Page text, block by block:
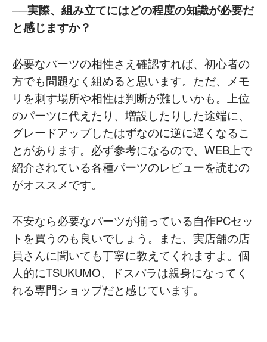
──実際、組み立てにはどの程度の知識が必要だ
と感じますか？
必要なパーツの相性さえ確認すれば、初心者の
方でも問題なく組めると思います。ただ、メモ
リを刺す場所や相性は判断が難しいかも。上位
のパーツに代えたり、増設したりした途端に、
グレードアップしたはずなのに逆に遅くなるこ
とがあります。必ず参考になるので、WEB上で
紹介されている各種パーツのレビューを読むの
がオススメです。
不安なら必要なパーツが揃っている自作PCセッ
トを買うのも良いでしょう。また、実店舗の店
員さんに聞いても丁寧に教えてくれますよ。個
人的にTSUKUMO、
ドスパラは親身になってく
れる専門ショップだと感じています。